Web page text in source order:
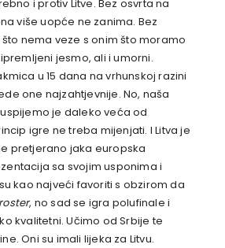
i protiv Litve. Bez osvrta na
više uopće ne zanima. Bez
nema veze s onim što moramo
jesmo, ali i umorni.
u 15 dana na vrhunskoj razini
one najzahtjevnije. No, naša
je daleko veća od
igre ne treba mijenjati. I Litva je
pretjerano jaka europska
sa svojim usponima i
kao najveći favoriti s obzirom da
roster, no sad se igra polufinale i
kvalitetni. Učimo od Srbije te
Oni su imali lijeka za Litvu.